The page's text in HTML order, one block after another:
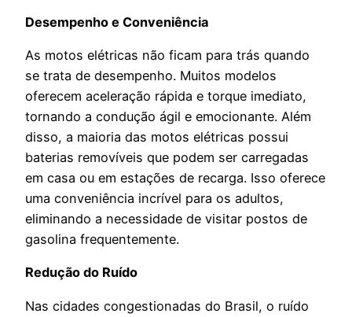
Desempenho e Conveniência
As motos elétricas não ficam para trás quando
se trata de desempenho. Muitos modelos
oferecem aceleração rápida e torque imediato,
tornando a condução ágil e emocionante. Além
disso, a maioria das motos elétricas possui
baterias removíveis que podem ser carregadas
em casa ou em estações de recarga. Isso oferece
uma conveniência incrível para os adultos,
eliminando a necessidade de visitar postos de
gasolina frequentemente.
Redução do Ruído
Nas cidades congestionadas do Brasil, o ruído